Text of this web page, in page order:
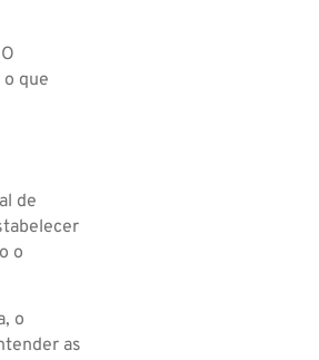
que
de
o
o
as